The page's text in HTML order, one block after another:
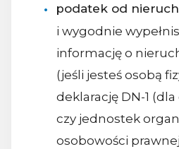
podatek od
i wygodnie
informację o
(jeśli jesteś osobą
deklarację DN-1
czy jednostek
osobowości